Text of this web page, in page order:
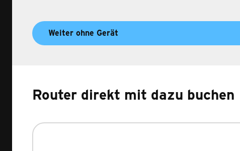
Weiter ohne Gerät
Router direkt mit dazu buchen